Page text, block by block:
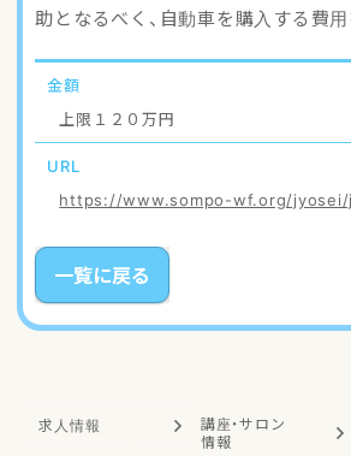
ご登録・お問い合わ
助となるべく、自動車を購入する費用
金額
上限１２０万円
URL
https://www.sompo-wf.org/jyosei/
一覧に戻る
求人情報
講座・サロン
情報